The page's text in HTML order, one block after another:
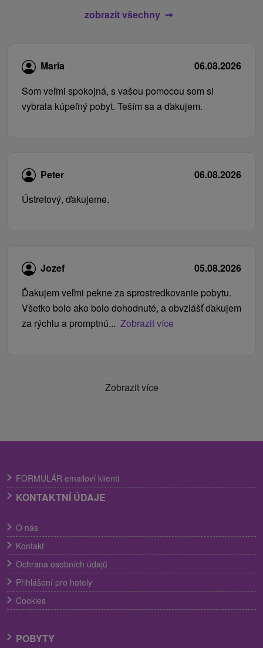
zobrazit všechny
Maria
06.08.2026
Som veľmi spokojná, s vašou pomocou som si
vybrala kúpeľný pobyt. Teším sa a ďakujem.
Peter
06.08.2026
Ústretový, ďakujeme.
Jozef
05.08.2026
Ďakujem veľmi pekne za sprostredkovanie pobytu.
Všetko bolo ako bolo dohodnuté, a obvzlášť ďakujem
za rýchlu a promptnú... Zobrazit více
Zobrazit více
FORMULÁR emailoví klienti
KONTAKTNÍ ÚDAJE
O nás
Kontakt
Ochrana osobních údajů
Přihlášení pro hotely
Cookies
POBYTY